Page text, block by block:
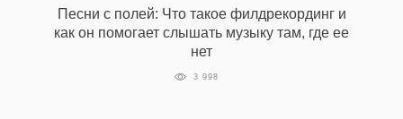
Песни с полей: Что такое филдрекординг и
как он помогает слышать музыку там, где ее
нет
3 998